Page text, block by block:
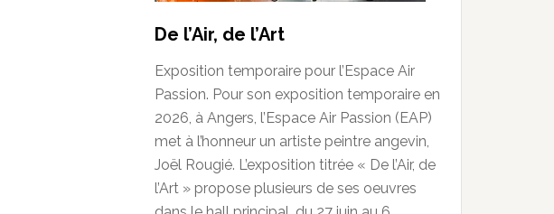
De l’Air, de l’Art
Exposition temporaire pour l’Espace Air
Passion. Pour son exposition temporaire en
2026, à Angers, l’Espace Air Passion (EAP)
met à l’honneur un artiste peintre angevin,
Joël Rougié. L’exposition titrée « De l’Air, de
l’Art » propose plusieurs de ses oeuvres